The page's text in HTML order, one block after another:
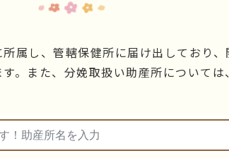
属し、管轄保健所に届け出しており
。また、分娩取扱い助産所について